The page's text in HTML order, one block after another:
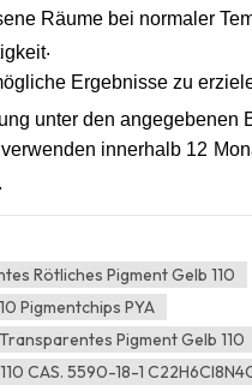
Räume bei normaler
.
Ergebnisse zu
unter den angegebenen
verwenden innerhalb 12
.
Rötliches Pigment Gelb 110
Pigmentchips PYA
Pigment Gelb 110
CAS. 5590-18-1